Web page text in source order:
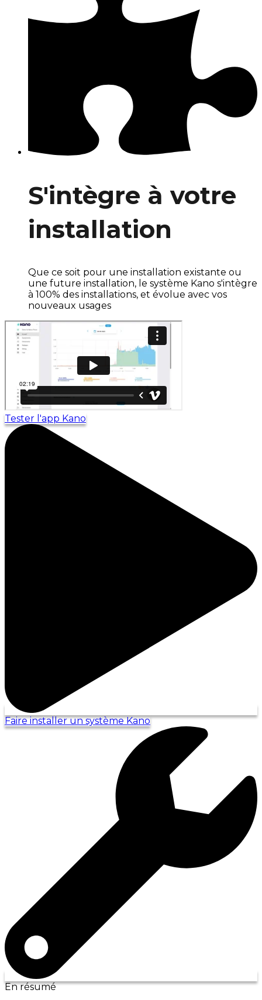
S'intègre à votre
installation
Que ce soit pour une installation existante ou
une future installation, le système Kano s'intègre
à 100% des installations, et évolue avec vos
nouveaux usages
Tester l'app Kano
Faire installer un système Kano
En résumé